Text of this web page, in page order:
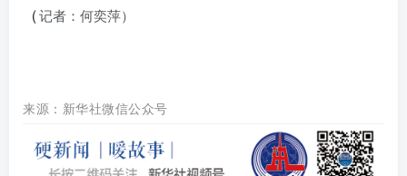
（记者：何奕萍）
来源：新华社微信公众号